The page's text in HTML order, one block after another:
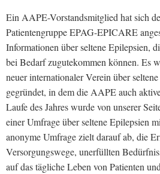
Ein AAPE-Vorstandsmitglied hat sich
Patientengruppe EPAG-EPICARE
Informationen über seltene Epilepsien,
bei Bedarf zugutekommen können. Es
neuer internationaler Verein über
gegründet, in dem die AAPE auch
Laufe des Jahres wurde von unserer
einer Umfrage über seltene Epilepsien
anonyme Umfrage zielt darauf ab, die
Versorgungswege, unerfüllten
auf das tägliche Leben von Patienten